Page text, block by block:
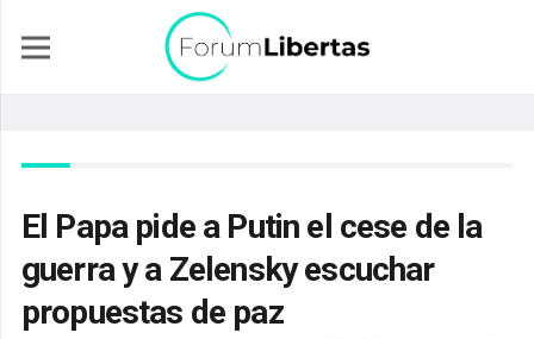
El Papa pide a Putin el cese de la
guerra y a Zelensky escuchar
propuestas de paz